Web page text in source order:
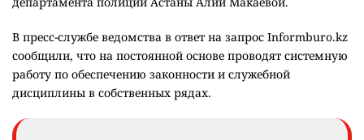
В пресс-службе ведомства в ответ на запрос Informburo.kz
сообщили, что на постоянной основе проводят системную
работу по обеспечению законности и служебной
дисциплины в собственных рядах.